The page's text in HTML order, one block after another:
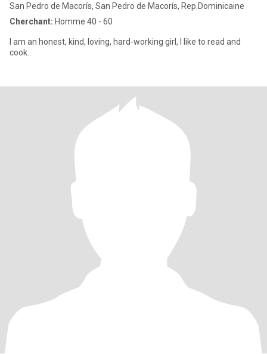
San Pedro de Macorís, San Pedro de Macorís, Rep.Dominicaine
Cherchant: Homme 40 - 60
I am an honest, kind, loving, hard-working girl, I like to read and
cook.